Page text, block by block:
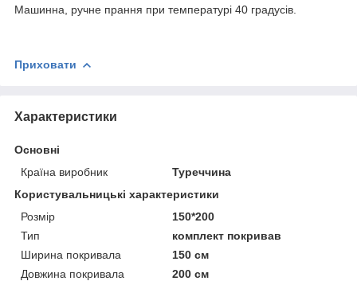
Машинна, ручне прання при температурі 40 градусів.
Приховати
Характеристики
Основні
Країна виробник
Туреччина
Користувальницькі характеристики
Розмір
150*200
Тип
комплект покривав
Ширина покривала
150 см
Довжина покривала
200 см